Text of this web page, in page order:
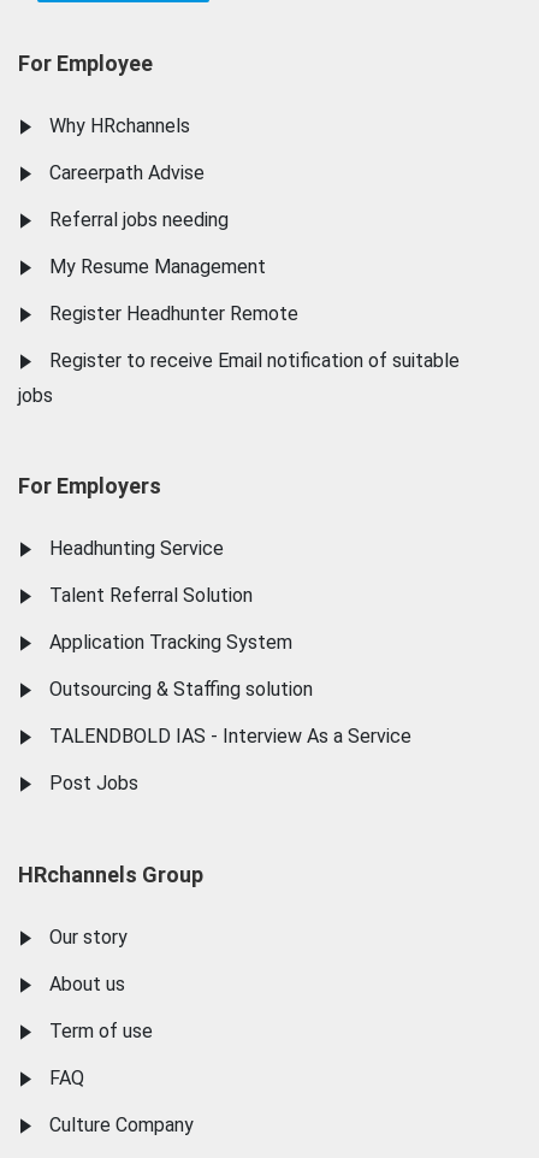
For Employee
Why HRchannels
Careerpath Advise
Referral jobs needing
My Resume Management
Register Headhunter Remote
Register to receive Email notification of suitable
jobs
For Employers
Headhunting Service
Talent Referral Solution
Application Tracking System
Outsourcing & Staffing solution
TALENDBOLD IAS - Interview As a Service
Post Jobs
HRchannels Group
Our story
About us
Term of use
FAQ
Culture Company